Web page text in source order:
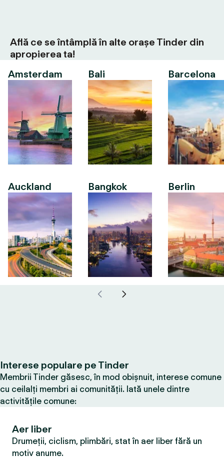
Află ce se întâmplă în alte orașe Tinder din
apropierea ta!
Amsterdam
Auckland
Bali
Bangkok
Barcelona
Berlin
Interese populare pe Tinder
Membrii Tinder găsesc, în mod obișnuit, interese comune
cu ceilalți membri ai comunității. Iată unele dintre
activitățile comune:
Aer liber
Drumeții, ciclism, plimbări, stat în aer liber fără un
motiv anume.